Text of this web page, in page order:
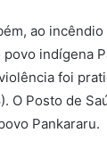
ao
indígena
foi
O Posto de
Pankararu.